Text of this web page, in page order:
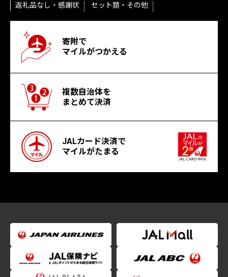
返礼品なし・感謝状
セット類・その他
寄附で
マイルがつかえる
複数自治体を
まとめて決済
JALカード決済で
マイルがたまる